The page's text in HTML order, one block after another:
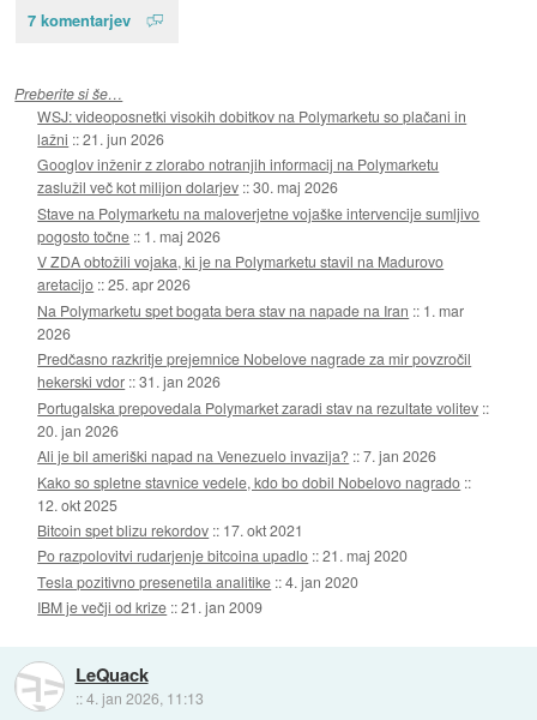
7 komentarjev
Preberite si še…
WSJ: videoposnetki visokih dobitkov na Polymarketu so plačani in
lažni ::21. jun 2026
Googlov inženir z zlorabo notranjih informacij na Polymarketu
zaslužil več kot milijon dolarjev ::30. maj 2026
Stave na Polymarketu na maloverjetne vojaške intervencije sumljivo
pogosto točne :: 1. maj 2026
V ZDA obtožili vojaka, ki je na Polymarketu stavil na Madurovo
aretacijo ::25. apr 2026
Na Polymarketu spet bogata bera stav na napade na Iran :: 1. mar
2026
Predčasno razkritje prejemnice Nobelove nagrade za mir povzročil
hekerski vdor ::31. jan 2026
Portugalska prepovedala Polymarket zaradi stav na rezultate volitev ::
20. jan 2026
Ali je bil ameriški napad na Venezuelo invazija? ::7. jan 2026
Kako so spletne stavnice vedele, kdo bo dobil Nobelovo nagrado ::
12. okt 2025
Bitcoin spet blizu rekordov :: 17. okt 2021
Po razpolovitvi rudarjenje bitcoina upadlo ::21. maj 2020
Tesla pozitivno presenetila analitike ::4. jan 2020
IBM je večji od krize ::21. jan 2009
LeQuack
::4. jan 2026, 11:13